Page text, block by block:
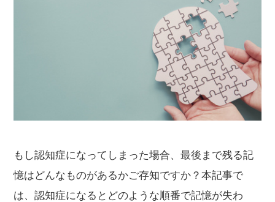
もし認知症になってしまった場合、最後まで残る記
憶はどんなものがあるかご存知ですか？本記事で
は、認知症になるとどのような順番で記憶が失わ